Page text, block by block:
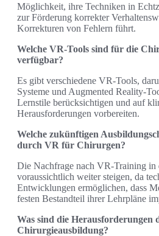
Möglichkeit, ihre Techniken in
zur Förderung korrekter
Korrekturen von Fehlern führt.
Welche VR-Tools sind für die
verfügbar?
Es gibt verschiedene VR-Tools,
Systeme und Augmented Reality-
Lernstile berücksichtigen und auf
Herausforderungen vorbereiten.
Welche zukünftigen
durch VR für Chirurgen?
Die Nachfrage nach VR-Training
voraussichtlich weiter steigen, da
Entwicklungen ermöglichen, dass
festen Bestandteil ihrer Lehrpläne
Was sind die Herausforderungen
Chirurgieausbildung?